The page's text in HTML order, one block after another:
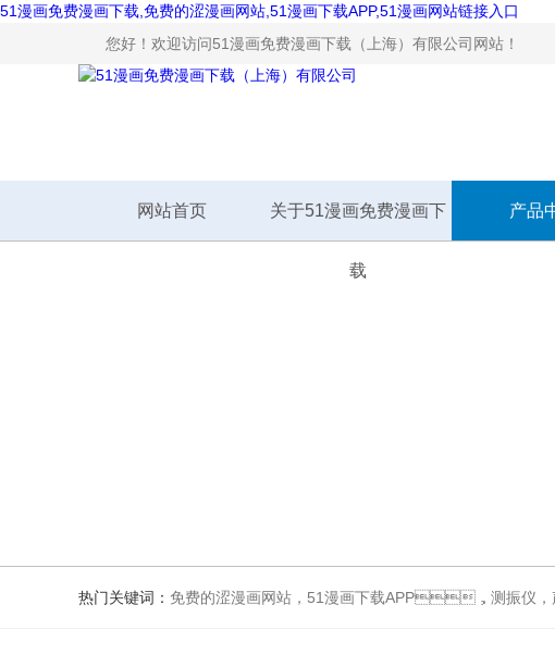
51漫画免费漫画下载,免费的涩漫画网站,51漫画下载APP,51漫画网站链接入口
您好！欢迎访问51漫画免费漫画下载（上海）有限公司网站！
网站首页 关于51漫画免费漫画下
载
产品
热门关键词： 免费的涩漫画网站，51漫画下载APP，测振仪，声